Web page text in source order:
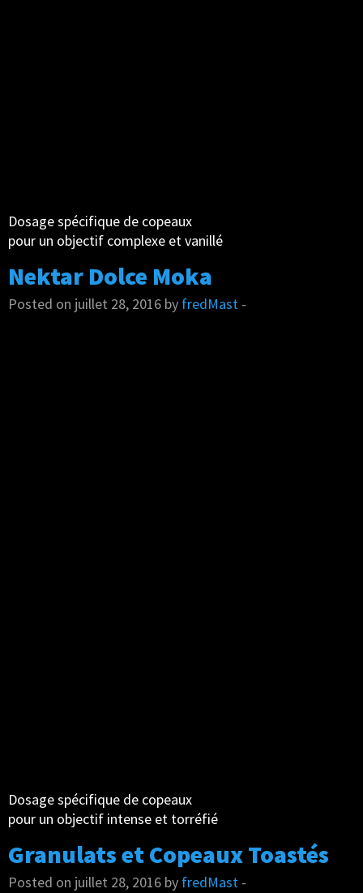
Dosage spécifique de copeaux
pour un objectif complexe et vanillé
Nektar Dolce Moka
Posted on juillet 28, 2016 by fredMast -
Dosage spécifique de copeaux
pour un objectif intense et torréfié
Granulats et Copeaux Toastés
Posted on juillet 28, 2016 by fredMast -